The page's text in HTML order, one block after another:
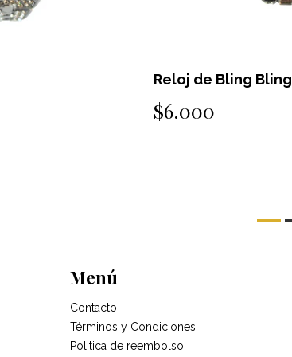
Reloj de Bling Bling
$6.000
Menú
Contacto
Términos y Condiciones
Politica de reembolso